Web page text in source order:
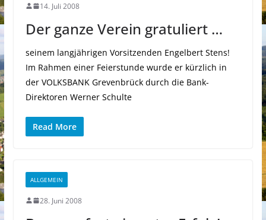
14. Juli 2008
Der ganze Verein gratuliert …
seinem langjährigen Vorsitzenden Engelbert Stens!
Im Rahmen einer Feierstunde wurde er kürzlich in
der VOLKSBANK Grevenbrück durch die Bank-
Direktoren Werner Schulte
Read More
ALLGEMEIN
28. Juni 2008